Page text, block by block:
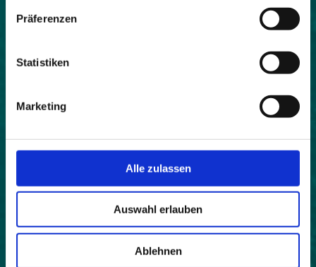
Präferenzen
Statistiken
Marketing
Alle zulassen
Auswahl erlauben
Ablehnen
leeren Behältern zur Kompostabholung
ausgerüstet. Der Gemeinschaftskompost wird zur
nochmals gehäckselt und mit dem
weiterer Folge Schigebieten und
Die Reaktionen der Bevölkerung sind sehr positiv.
Im Vorfeld eines Projektes können Vorbehalte
auftreten, die mit anfänglichen Befürchtungen
Betrieb, zerstreuen sich diese Befürchtungen
rasch. Die Kommunikationsmaßnahmen
beschränken sich auf eine Postwurfsendung, mit